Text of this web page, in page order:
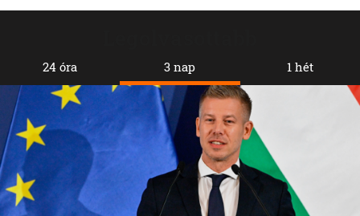
24 óra 3 nap 1 hét